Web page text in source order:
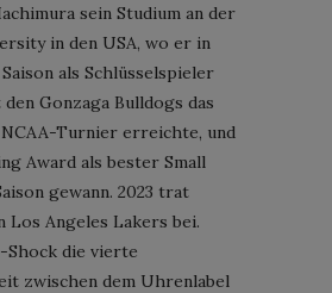
sein Studium an der
in den USA, wo er in
als Schlüsselspieler
Gonzaga Bulldogs das
Turnier erreichte, und
Award als bester Small
gewann. 2023 trat
Los Angeles Lakers bei.
Shock die vierte
zwischen dem Uhrenlabel